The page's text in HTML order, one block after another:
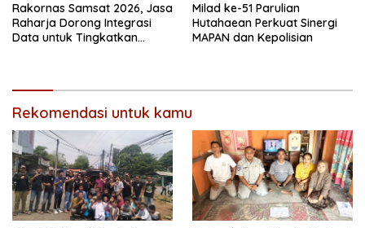
Rakornas Samsat 2026, Jasa
Raharja Dorong Integrasi
Data untuk Tingkatkan
Milad ke-51 Parulian
Hutahaean Perkuat Sinergi
MAPAN dan Kepolisian
Rekomendasi untuk kamu